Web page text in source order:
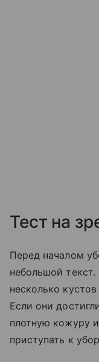
Тест на
Перед началом
небольшой
несколько
Если они
плотную кожуру
приступать к